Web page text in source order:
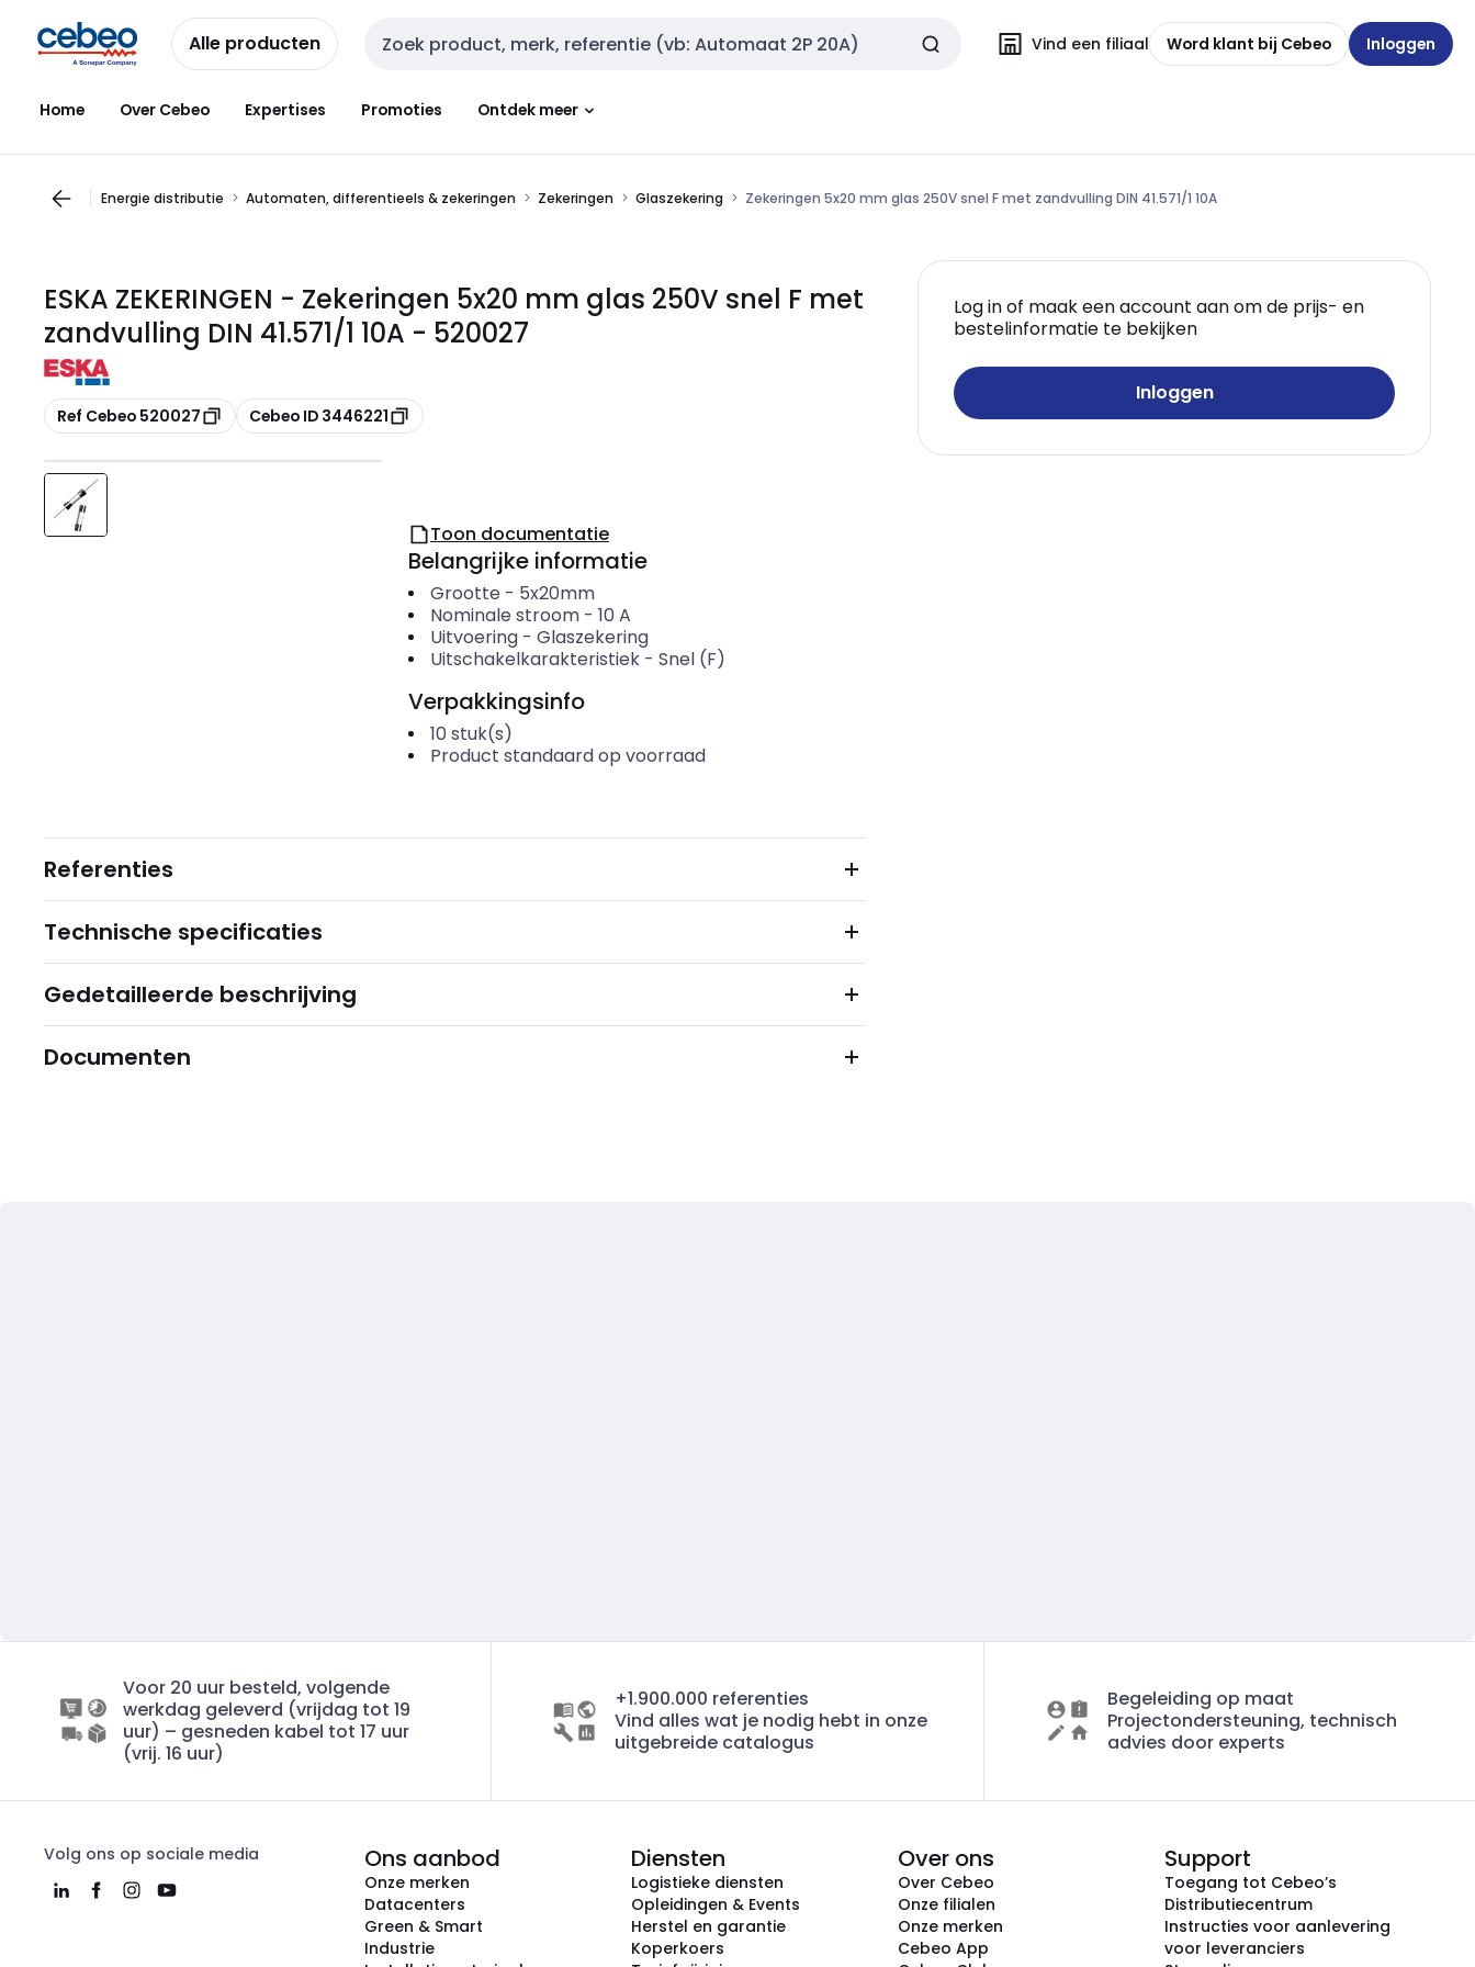
naar
navigatie
naar
inhoud
Alle producten Zoekveld invoer Vind een filiaal Word klant bij Cebeo Inloggen
Home Over Cebeo Expertises Promoties Ontdek meer
Energie distributie Automaten, differentieels & zekeringen Zekeringen Glaszekering Zekeringen 5x20 mm glas 250V snel F met zandvulling DIN 41.571/1 10A
ESKA ZEKERINGEN - Zekeringen 5x20 mm glas 250V snel F met
zandvulling DIN 41.571/1 10A - 520027
Kopiëren
Ref Cebeo 520027 Kopiëren
Cebeo ID 3446221
Log in of maak een account aan om de prijs- en
bestelinformatie te bekijken
Inloggen
Toon documentatie
Belangrijke informatie
Grootte - 5x20mm
Nominale stroom- 10 A
Uitvoering- Glaszekering
Uitschakelkarakteristiek- Snel (F)
Verpakkingsinfo
10 stuk(s)
Product standaard op voorraad
Referenties
Technische specificaties
Gedetailleerde beschrijving
Documenten
Voor 20 uur besteld, volgende
werkdag geleverd (vrijdag tot 19
uur) – gesneden kabel tot 17 uur
(vrij. 16 uur)
+1.900.000 referenties
Vind alles wat je nodig hebt in onze
uitgebreide catalogus
Begeleiding op maat
Projectondersteuning, technisch
advies door experts
Volg ons op sociale media Ons aanbod
Onze merken
Datacenters
Green & Smart
Industrie
Diensten
Logistieke diensten
Opleidingen & Events
Herstel en garantie
Koperkoers
Over ons
Over Cebeo
Onze filialen
Onze merken
Cebeo App
Support
Toegang tot Cebeo’s
Distributiecentrum
Instructies voor aanlevering
voor leveranciers